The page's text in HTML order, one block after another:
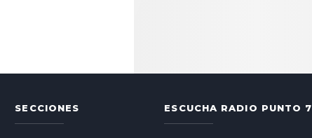
SECCIONES ESCUCHA RADIO PUNTO 7